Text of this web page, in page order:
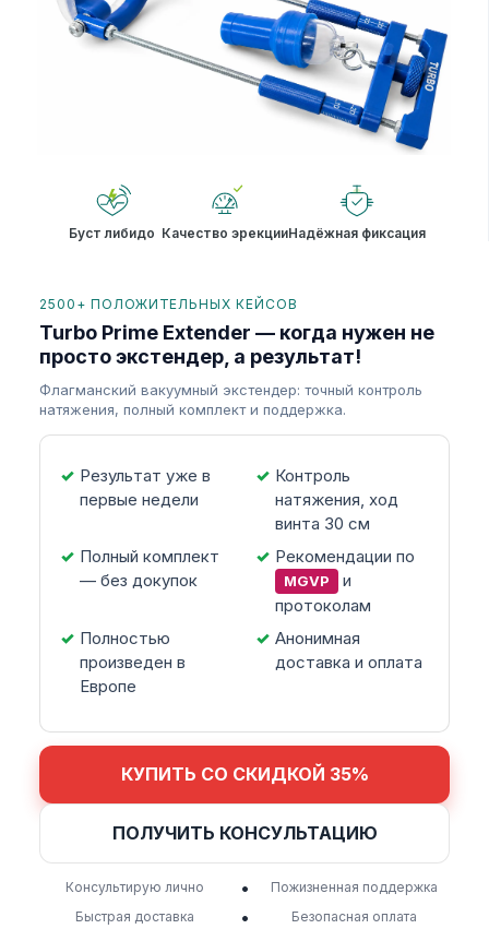
Буст либидо Качество эрекцииНадёжная фиксация
2500+ ПОЛОЖИТЕЛЬНЫХ КЕЙСОВ
Turbo Prime Extender — когда нужен не
просто экстендер, а результат!
Флагманский вакуумный экстендер: точный контроль
натяжения, полный комплект и поддержка.
Результат уже в
первые недели
Контроль
натяжения, ход
винта 30 см
Полный комплект
— без докупок
Рекомендации по
MGVP
и
протоколам
Полностью
произведен в
Европе
Анонимная
доставка и оплата
КУПИТЬ СО СКИДКОЙ 35%
ПОЛУЧИТЬ КОНСУЛЬТАЦИЮ
Консультирую лично •
Пожизненная поддержка
Быстрая доставка
• Безопасная оплата